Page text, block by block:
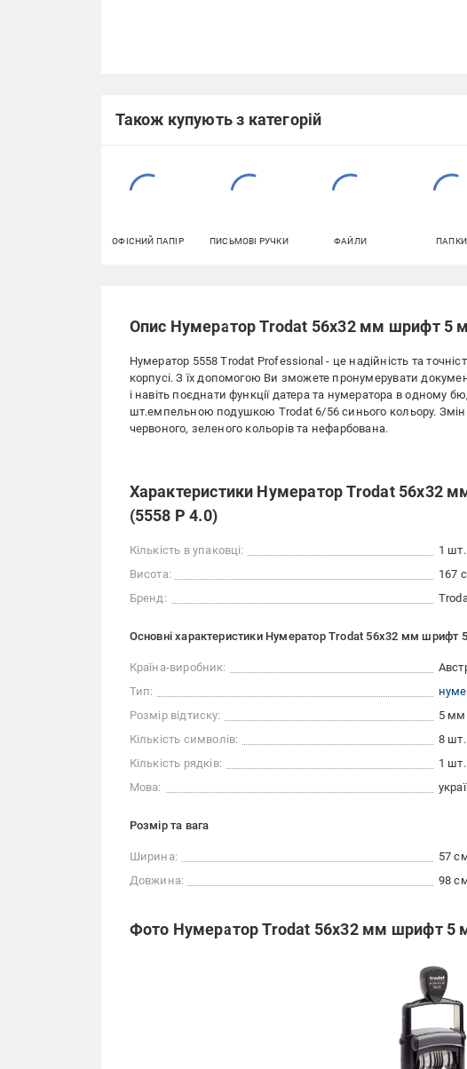
Також купують з категорій
ОФІСНИЙ ПАПІР ПИСЬМОВІ РУЧКИ ФАЙЛИ ПАПКИ
Опис Нумератор Trodat 56x32 мм шрифт 5
Нумератор 5558 Trodat Professional - це надійність та
корпусі. З їх допомогою Ви зможете пронумерувати
і навіть поєднати функції датера та нумератора в одному
шт.емпельною подушкою Trodat 6/56 синього кольору.
червоного, зеленого кольорів та нефарбована.
Характеристики Нумератор Trodat 56x32
(5558 P 4.0)
Кількість в упаковці:
1 шт.
Висота:
167
Бренд:
Основні характеристики Нумератор Trodat 56x32 мм шрифт
Країна-виробник:
Тип:
Розмір відтиску:
5 мм
Кількість символів:
8 шт.
Кількість рядків:
1 шт.
Мова:
Розмір та вага
Ширина:
57
Довжина:
98
Фото Нумератор Trodat 56x32 мм шрифт 5